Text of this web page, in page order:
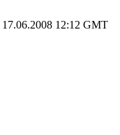
17.06.2008 12:12 GMT